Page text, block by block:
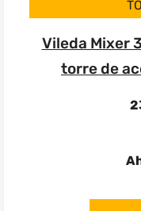
Vileda Mixer
torre de